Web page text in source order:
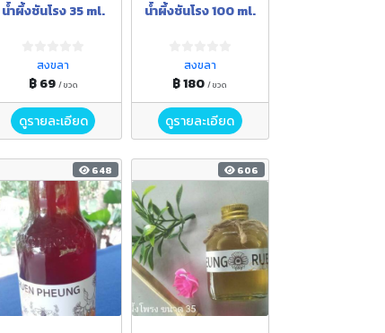
น้ำผึ้งชันโรง 35 ml.
สงขลา
฿ 69 / ขวด
ดูรายละเอียด
น้ำผึ้งชันโรง 100 ml.
สงขลา
฿ 180/ ขวด
ดูรายละเอียด
648 606